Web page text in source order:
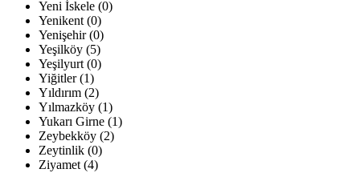
Yeni İskele (0)
Yenikent (0)
Yenişehir (0)
Yeşilköy (5)
Yeşilyurt (0)
Yiğitler (1)
Yıldırım (2)
Yılmazköy (1)
Yukarı Girne (1)
Zeybekköy (2)
Zeytinlik (0)
Ziyamet (4)